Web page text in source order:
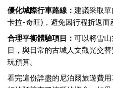
優化城際行車路線： 建議采取
卡拉-奇旺)，避免因行程折返而
合理平衡體驗項目： 可以將雪
目，與日常的古城人文觀光交
玩預算。
看完這份詳盡的尼泊爾旅遊費